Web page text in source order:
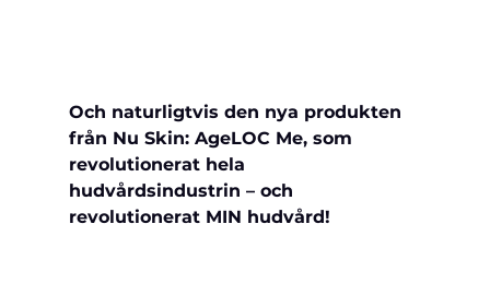
Och naturligtvis den nya produkten
från Nu Skin: AgeLOC Me, som
revolutionerat hela
hudvårdsindustrin – och
revolutionerat MIN hudvård!